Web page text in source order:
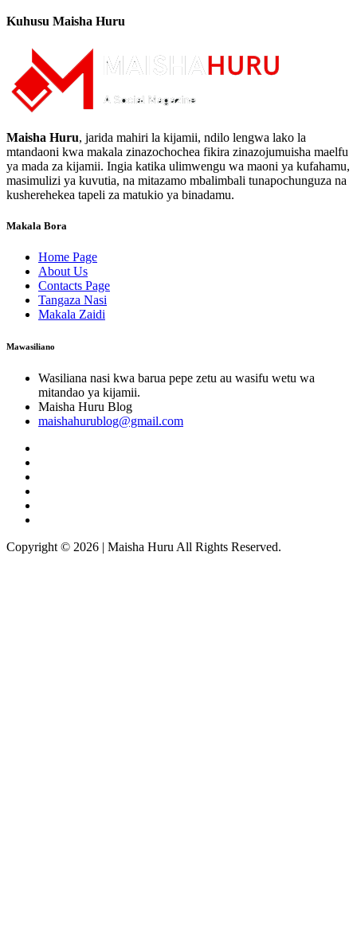
Kuhusu Maisha Huru
Maisha Huru, jarida mahiri la kijamii, ndilo lengwa lako la
mtandaoni kwa makala zinazochochea fikira zinazojumuisha maelfu
ya mada za kijamii. Ingia katika ulimwengu wa maoni ya kufahamu,
masimulizi ya kuvutia, na mitazamo mbalimbali tunapochunguza na
kusherehekea tapeli za matukio ya binadamu.
Makala Bora
Home Page
About Us
Contacts Page
Tangaza Nasi
Makala Zaidi
Mawasiliano
Wasiliana nasi kwa barua pepe zetu au wasifu wetu wa
mitandao ya kijamii.
Maisha Huru Blog
maishahurublog@gmail.com
Copyright © 2026 | Maisha Huru All Rights Reserved.